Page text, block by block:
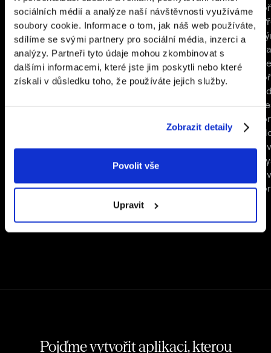
sociálních médií a analýze naší návštěvnosti využíváme
soubory cookie. Informace o tom, jak náš web používáte,
sdílíme se svými partnery pro sociální média, inzerci a
analýzy. Partneři tyto údaje mohou zkombinovat s
dalšími informacemi, které jste jim poskytli nebo které
získali v důsledku toho, že používáte jejich služby.
Zobrazit detaily
Povolit vše
Upravit
aplikaci, která z toho udělala
nejchytřejší fotobudku na trhu.
frustrujícího
hlavolamu na hladký
proces. Díky aplikaci
se každodenní
logistické výzvy
stávají otázkou
několika kliknutí.
Pojďme vytvořit aplikaci, kterou